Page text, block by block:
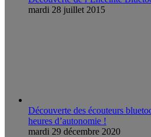
mardi 28 juillet 2015
Découverte des écouteurs
heures d’autonomie !
mardi 29 décembre 2020